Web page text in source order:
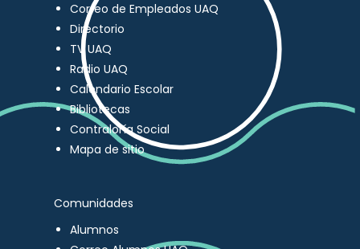
Correo de Empleados UAQ
Directorio
TV UAQ
Radio UAQ
Calendario Escolar
Bibliotecas
Contraloría Social
Mapa de sitio
Comunidades
Alumnos